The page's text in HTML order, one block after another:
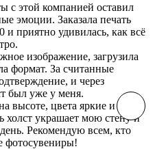
с этой компанией оставил
эмоции. Заказала печать
и приятно удивилась, как всё
изображение, загрузила
формат. За считанные
и через
был уже у меня.
высоте, цвета яркие и
холст украшает мою стену и
Рекомендую всем, кто
фотосувениры!